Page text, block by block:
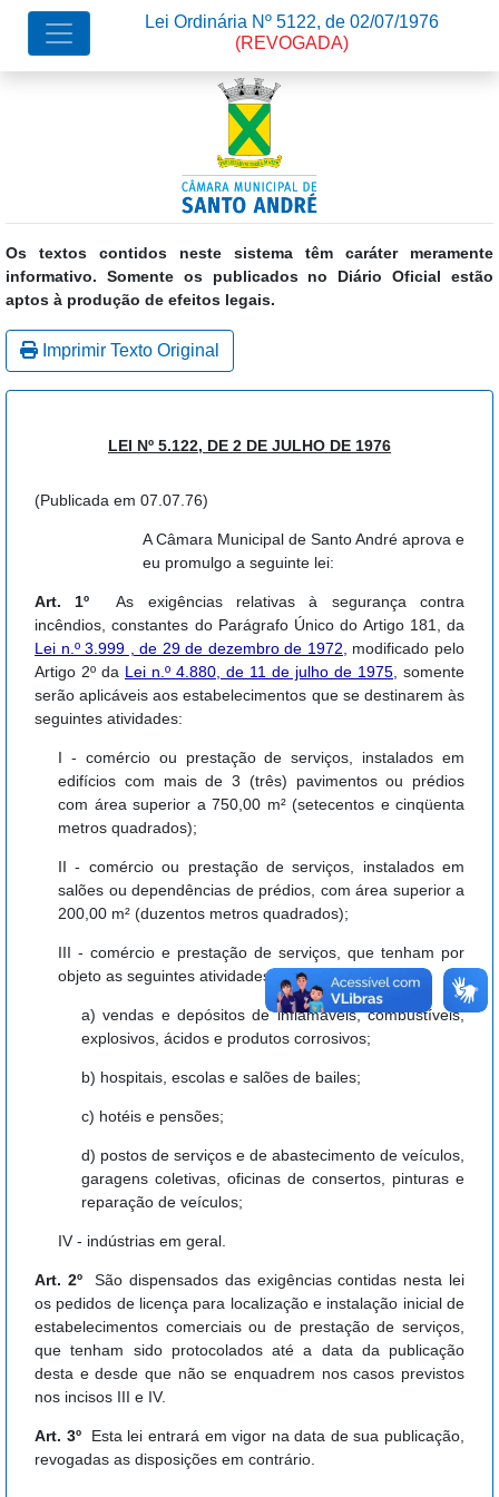
Os textos contidos neste sistema têm caráter meramente
informativo. Somente os publicados no Diário Oficial estão
aptos à produção de efeitos legais.
Lei Ordinária Nº 5122, de 02/07/1976
(REVOGADA)
Imprimir Texto Original
LEI Nº 5.122, DE 2 DE JULHO DE 1976
(Publicada em 07.07.76)
A Câmara Municipal de Santo André aprova e
eu promulgo a seguinte lei:
Art. 1º As exigências relativas à segurança contra
incêndios, constantes do Parágrafo Único do Artigo 181, da
Lei n.º 3.999 , de 29 de dezembro de 1972 , modificado pelo
Artigo 2º da Lei n.º 4.880, de 11 de julho de 1975 , somente
serão aplicáveis aos estabelecimentos que se destinarem às
seguintes atividades:
I - comércio ou prestação de serviços, instalados em
edifícios com mais de 3 (três) pavimentos ou prédios
com área superior a 750,00 m² (setecentos e cinqüenta
metros quadrados);
II - comércio ou prestação de serviços, instalados em
salões ou dependências de prédios, com área superior a
200,00 m² (duzentos metros quadrados);
III - comércio e prestação de serviços, que tenham por
objeto as seguintes atividades:
a) vendas e depósitos de inflamáveis, combustíveis,
explosivos, ácidos e produtos corrosivos;
b) hospitais, escolas e salões de bailes;
c) hotéis e pensões;
d) postos de serviços e de abastecimento de veículos,
garagens coletivas, oficinas de consertos, pinturas e
reparação de veículos;
IV - indústrias em geral.
Art. 2ºSão dispensados das exigências contidas nesta lei
os pedidos de licença para localização e instalação inicial de
estabelecimentos comerciais ou de prestação de serviços,
que tenham sido protocolados até a data da publicação
desta e desde que não se enquadrem nos casos previstos
nos incisos III e IV.
Art. 3ºEsta lei entrará em vigor na data de sua publicação,
revogadas as disposições em contrário.